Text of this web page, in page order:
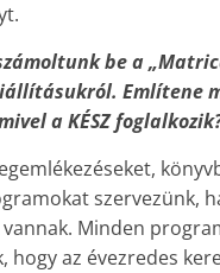
be a
Említene
a KÉSZ
szervezünk,
Minden
hogy az évezredes